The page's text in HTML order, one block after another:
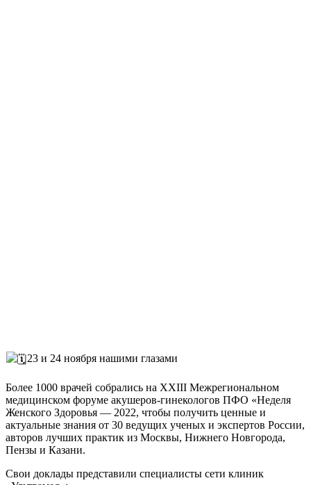
23 и 24 ноября нашими глазами
Более 1000 врачей собрались на XXIII Межрегиональном
медицинском форуме акушеров-гинекологов ПФО «Неделя
Женского Здоровья — 2022, чтобы получить ценные и
актуальные знания от 30 ведущих ученых и экспертов России,
авторов лучших практик из Москвы, Нижнего Новгорода,
Пензы и Казани.
Свои доклады представили специалисты сети клиник